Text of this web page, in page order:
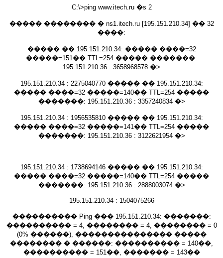
C:\>ping www.itech.ru �s 2
����� �������� � ns1.itech.ru [195.151.210.34] �� 32
����:
����� �� 195.151.210.34: ����� ����=32
�����=151�� TTL=254 ����� �������:
195.151.210.36 : 3658968578 �>
195.151.210.34 : 2275040770 ����� �� 195.151.210.34:
����� ����=32 �����=140�� TTL=254 �����
�������: 195.151.210.36 : 3357240834 �>
195.151.210.34 : 1956535810 ����� �� 195.151.210.34:
����� ����=32 �����=141�� TTL=254 �����
�������: 195.151.210.36 : 3122621954 �>
195.151.210.34 : 1738694146 ����� �� 195.151.210.34:
����� ����=32 �����=140�� TTL=254 �����
�������: 195.151.210.36 : 2888003074 �>
195.151.210.34 : 1504075266
���������� Ping ��� 195.151.210.34: �������:
���������� = 4, �������� = 4, �������� = 0
(0% ������), ��������������� �����
�������� � ������: ���������� = 140��,
���������� = 151��, ������� = 143��